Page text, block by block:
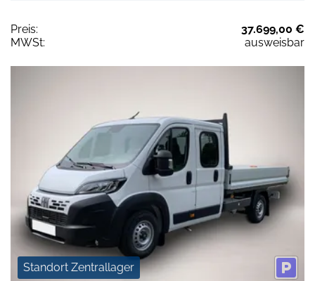
Preis:
37.699,00 €
MWSt:
ausweisbar
Standort Zentrallager